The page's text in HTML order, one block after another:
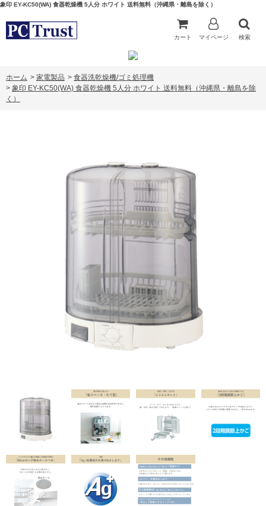
象印 EY-KC50(WA) 食器乾燥機 5人分 ホワイト 送料無料（沖縄県・離島を除く）
カート マイページ 検索
ホーム > 家電製品 > 食器洗乾燥機/ゴミ処理機
> 象印 EY-KC50(WA) 食器乾燥機 5人分 ホワイト 送料無料（沖縄県・離島を除
く）